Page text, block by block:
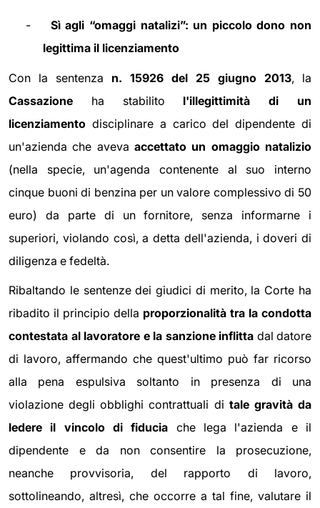
-
Sì agli “omaggi natalizi”: un piccolo dono non
legittima il licenziamento
Con la sentenza n. 15926 del 25 giugno 2013, la
Cassazione ha stabilito l'illegittimità di un
licenziamento disciplinare a carico del dipendente di
un'azienda che aveva accettato un omaggio natalizio
(nella specie, un'agenda contenente al suo interno
cinque buoni di benzina per un valore complessivo di 50
euro) da parte di un fornitore, senza informarne i
superiori, violando così, a detta dell'azienda, i doveri di
diligenza e fedeltà.
Ribaltando le sentenze dei giudici di merito, la Corte ha
ribadito il principio della proporzionalità tra la condotta
contestata al lavoratore e la sanzione inflitta dal datore
di lavoro, affermando che quest'ultimo può far ricorso
alla pena espulsiva soltanto in presenza di una
violazione degli obblighi contrattuali di tale gravità da
ledere il vincolo di fiducia che lega l'azienda e il
dipendente e da non consentire la prosecuzione,
neanche provvisoria, del rapporto di lavoro,
sottolineando, altresì, che occorre a tal fine, valutare il